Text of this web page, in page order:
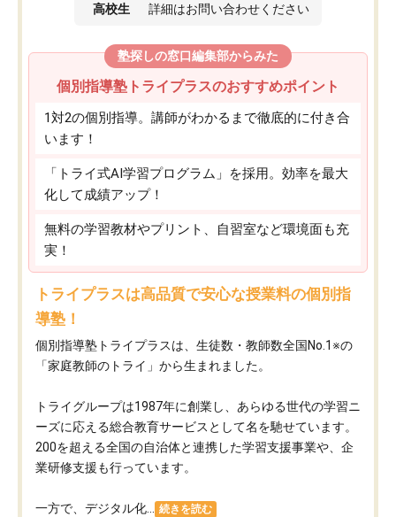
高校生 詳細はお問い合わせください
塾探しの窓口編集部からみた
個別指導塾トライプラスのおすすめポイント
1対2の個別指導。講師がわかるまで徹底的に付き合
います！
「トライ式AI学習プログラム」を採用。効率を最大
化して成績アップ！
無料の学習教材やプリント、自習室など環境面も充
実！
トライプラスは高品質で安心な授業料の個別指
導塾！
個別指導塾トライプラスは、生徒数・教師数全国No.1※の
「家庭教師のトライ」から生まれました。
トライグループは1987年に創業し、あらゆる世代の学習ニ
ーズに応える総合教育サービスとして名を馳せています。
200を超える全国の自治体と連携した学習支援事業や、企
業研修支援も行っています。
一方で、デジタル化... 続きを読む